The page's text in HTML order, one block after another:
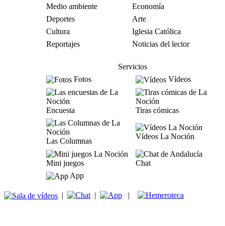
Medio ambiente
Economía
Deportes
Arte
Cultura
Iglesia Católica
Reportajes
Noticias del lector
Servicios
Fotos
Vídeos
Encuesta Tiras cómicas
Las Columnas
Vídeos La Noción
Mini juegos
Chat
App
| | |